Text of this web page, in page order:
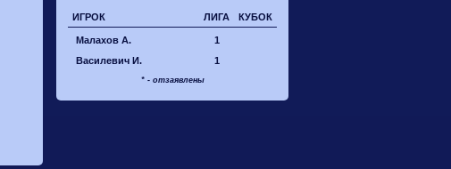
ИГРОК ЛИГА КУБОК
Малахов А.
1
Василевич И.
1
* - отзаявлены